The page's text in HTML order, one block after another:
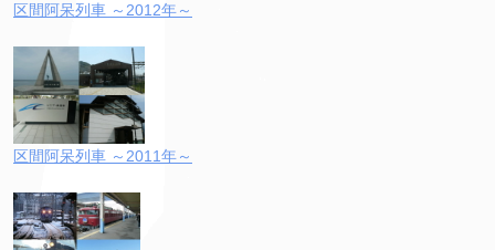
区間阿呆列車 ～2012年～
区間阿呆列車 ～2011年～